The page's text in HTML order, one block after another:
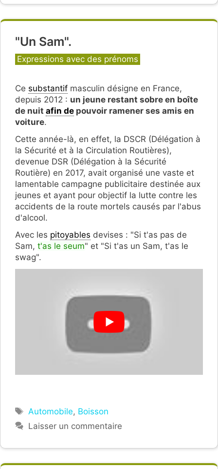
"Un Sam".
Catégories
Expressions avec des prénoms
Ce substantif masculin désigne en France,
depuis 2012 : un jeune restant sobre en boîte
de nuit afin de pouvoir ramener ses amis en
voiture.
Cette année-là, en effet, la DSCR (Délégation à
la Sécurité et à la Circulation Routières),
devenue DSR (Délégation à la Sécurité
Routière) en 2017, avait organisé une vaste et
lamentable campagne publicitaire destinée aux
jeunes et ayant pour objectif la lutte contre les
accidents de la route mortels causés par l'abus
d'alcool.
Avec les pitoyables devises : "Si t'as pas de
Sam, t'as le seum" et "Si t'as un Sam, t'as le
swag".
Étiquettes
Automobile, Boisson
Laisser un commentaire